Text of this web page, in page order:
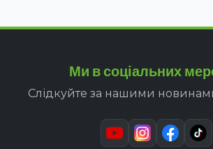
Ми в соціальних
Слідкуйте за нашими